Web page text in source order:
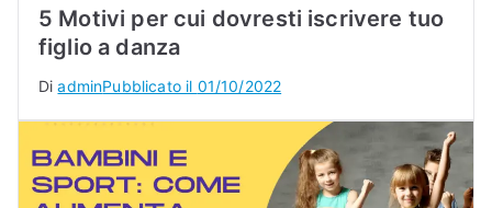
5 Motivi per cui dovresti iscrivere tuo
figlio a danza
DiadminPubblicato il 01/10/2022